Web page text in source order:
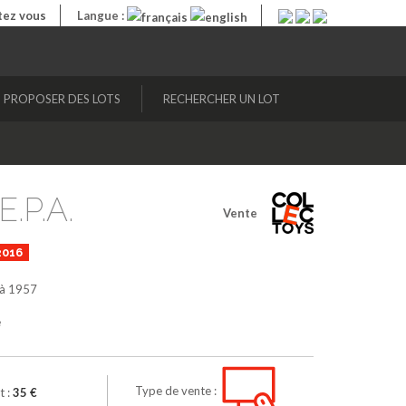
vous Langue :
PROPOSER DES LOTS RECHERCHER UN LOT
Vente
1957
:35 € Type de vente :